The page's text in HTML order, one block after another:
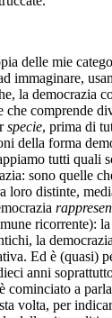
delle mie
immaginare,
la democrazia
che comprende
specie, prima di
della forma
tutti quali
sono quelle
loro distinte,
ricorrente):
la
Ed è (quasi)
anni
cominciato a
volta, per